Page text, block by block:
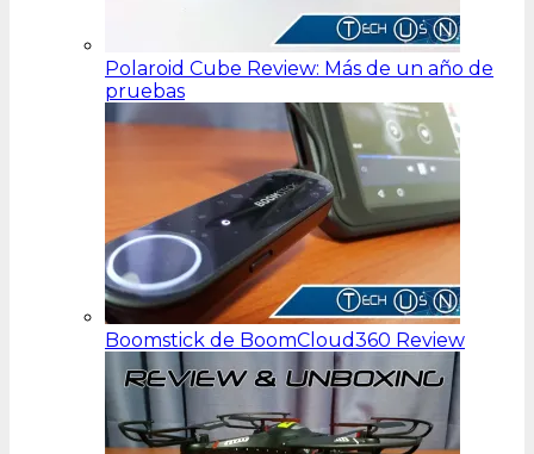
Polaroid Cube Review: Más de un año de
pruebas
Boomstick de BoomCloud360 Review